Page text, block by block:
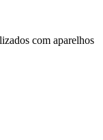
com aparelhos